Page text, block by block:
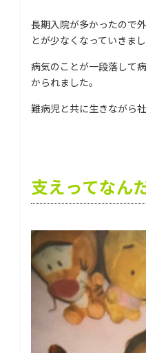
長期入院が多かったので
とが少なくなっていきまし
病気のことが一段落して
かられました。
難病児と共に生きながら
支えってなん